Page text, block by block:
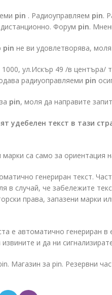
pin . Радиоуправляем pin.
дистанционно. Форум pin.
pin не ви удовлетворява,
ул.Искър 49 /в центъра/
радиуоправляеми pin
pin, моля да направите
удебелен текст в тази
са само за ориентация
генериран текст.
в случай, че забележите
права, запазени марки
е автоматично генериран
и да ни
Магазин за pin. Резервни